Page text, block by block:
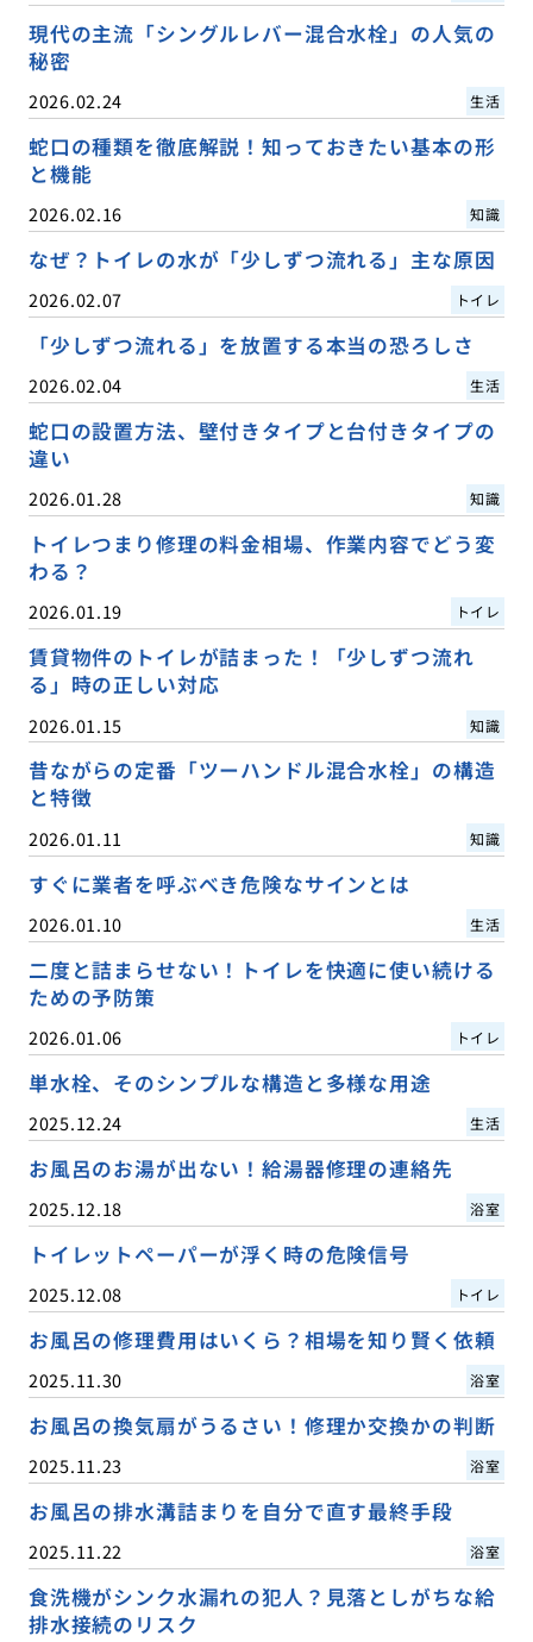
現代の主流「シングルレバー混合水栓」の人気の
秘密
2026.02.24 生活
蛇口の種類を徹底解説！知っておきたい基本の形
と機能
2026.02.16 知識
なぜ？トイレの水が「少しずつ流れる」主な原因
2026.02.07 トイレ
「少しずつ流れる」を放置する本当の恐ろしさ
2026.02.04 生活
蛇口の設置方法、壁付きタイプと台付きタイプの
違い
2026.01.28 知識
トイレつまり修理の料金相場、作業内容でどう変
わる？
2026.01.19 トイレ
賃貸物件のトイレが詰まった！「少しずつ流れ
る」時の正しい対応
2026.01.15 知識
昔ながらの定番「ツーハンドル混合水栓」の構造
と特徴
2026.01.11 知識
すぐに業者を呼ぶべき危険なサインとは
2026.01.10 生活
二度と詰まらせない！トイレを快適に使い続ける
ための予防策
2026.01.06 トイレ
単水栓、そのシンプルな構造と多様な用途
2025.12.24 生活
お風呂のお湯が出ない！給湯器修理の連絡先
2025.12.18 浴室
トイレットペーパーが浮く時の危険信号
2025.12.08 トイレ
お風呂の修理費用はいくら？相場を知り賢く依頼
2025.11.30 浴室
お風呂の換気扇がうるさい！修理か交換かの判断
2025.11.23 浴室
お風呂の排水溝詰まりを自分で直す最終手段
2025.11.22 浴室
食洗機がシンク水漏れの犯人？見落としがちな給
排水接続のリスク